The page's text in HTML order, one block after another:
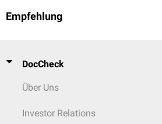
Empfehlung
DocCheck
Über Uns
Investor Relations